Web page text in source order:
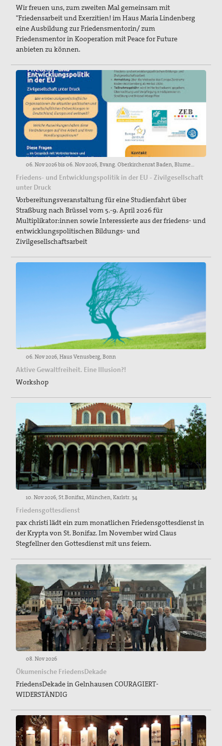
Wir freuen uns, zum zweiten Mal gemeinsam mit
"Friedensarbeit und Exerzitien! im Haus Maria Lindenberg
eine Ausbildung zur Friedensmentorin/ zum
Friedensmentor in Kooperation mit Peace for Future
anbieten zu können.
06. Nov 2026 bis 06. Nov 2026, Evang. Oberkirchenrat Baden, Blumenstraße 1, 76133 Karlsruhe.
Friedens- und Entwicklungspolitik in der EU - Zivilgesellschaft
unter Druck
Vorbereitungsveranstaltung für eine Studienfahrt über
Straßburg nach Brüssel vom 5.-9. April 2026 für
Multiplikator:innen sowie Interessierte aus der friedens- und
entwicklungspolitischen Bildungs- und
Zivilgesellschaftsarbeit
06. Nov 2026, Haus Venusberg, Bonn
Aktive Gewaltfreiheit. Eine Illusion?!
Workshop
10. Nov 2026, St.Bonifaz, München, Karlstr. 34
Friedensgottesdienst
pax christi lädt ein zum monatlichen Friedensgottesdienst in
der Krypta von St. Bonifaz. Im November wird Claus
Stegfellner den Gottesdienst mit uns feiern.
08. Nov 2026
Ökumenische FriedensDekade
FriedensDekade in Gelnhausen COURAGIERT-
WIDERSTÄNDIG